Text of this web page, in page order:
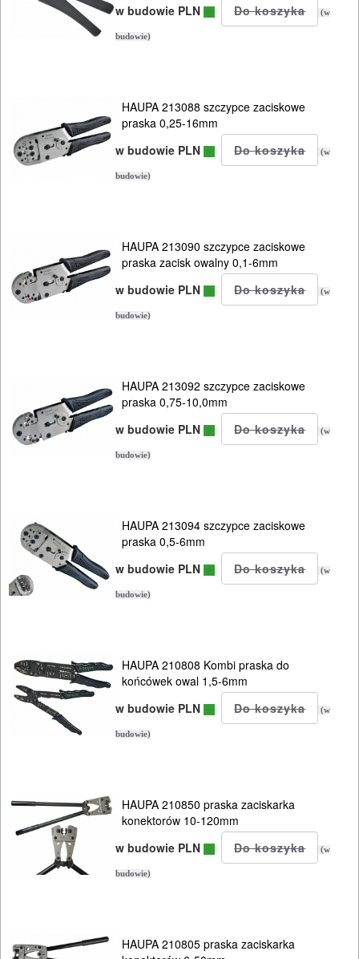
do
klucze
i
zaciskarki
szczypce
HYDRAULICZNE
NARZĘDZIA
INSTALACYJNE,
AKCESORIA
KOMPRESORY
NARZĘDZIA
URZĄDZENIA
ROZRUCHOWE
PROSTOWNIKI
AGREGATY
PRĄDOWE
ODZIEŻ
w budowie PLN
(w
budowie)
HAUPA 213088 szczypce zaciskowe
praska 0,25-16mm
w budowie PLN
(w
budowie)
HAUPA 213090 szczypce zaciskowe
praska zacisk owalny 0,1-6mm
w budowie PLN
(w
budowie)
HAUPA 213092 szczypce zaciskowe
praska 0,75-10,0mm
w budowie PLN
(w
budowie)
HAUPA 213094 szczypce zaciskowe
praska 0,5-6mm
w budowie PLN
(w
budowie)
HAUPA 210808 Kombi praska do
końcówek owal 1,5-6mm
w budowie PLN
(w
budowie)
HAUPA 210850 praska zaciskarka
konektorów 10-120mm
w budowie PLN
(w
budowie)
HAUPA 210805 praska zaciskarka